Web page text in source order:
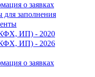
о заявках
заполнения
ИП) - 2020
ИП) - 2026
о заявках